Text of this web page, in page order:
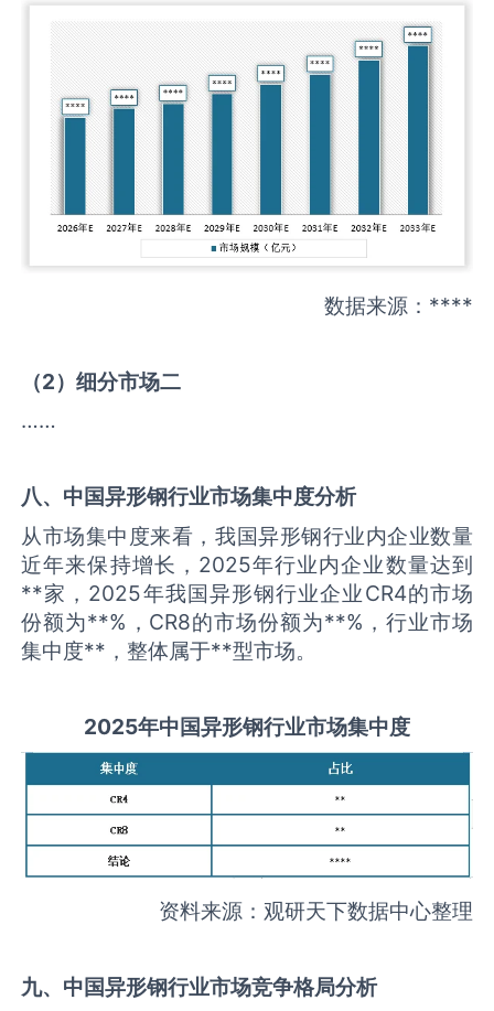
数据来源：****
（2）细分市场二
……
八、中国异形钢行业市场集中度分析
从市场集中度来看，我国异形钢行业内企业数量
近年来保持增长，2025年行业内企业数量达到
**家，2025年我国异形钢行业企业CR4的市场
份额为**%，CR8的市场份额为**%，行业市场
集中度**，整体属于**型市场。
2025年中国异形钢行业市场集中度
资料来源：观研天下数据中心整理
九、中国异形钢行业市场竞争格局分析